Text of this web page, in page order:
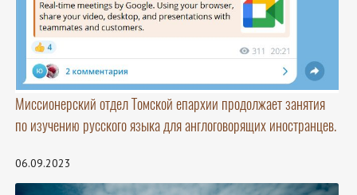
Миссионерский отдел Томской епархии продолжает занятия
по изучению русского языка для англоговорящих иностранцев.
06.09.2023